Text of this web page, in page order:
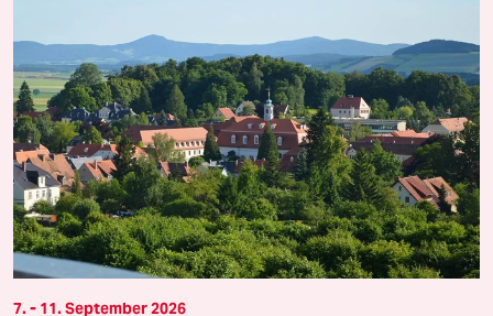
7. - 11. September 2026